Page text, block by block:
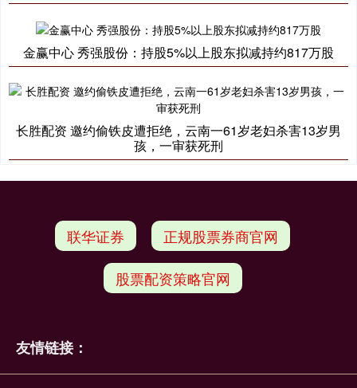
金赢中心 秀强股份：持股5%以上股东拟减持约817万股
长胜配资 邀约偷铁皮遭拒绝，云南一61岁老妇杀害13岁男
孩，一审获死刑
联华证券 正规股票券商官网
股票配资策略官网
友情链接：